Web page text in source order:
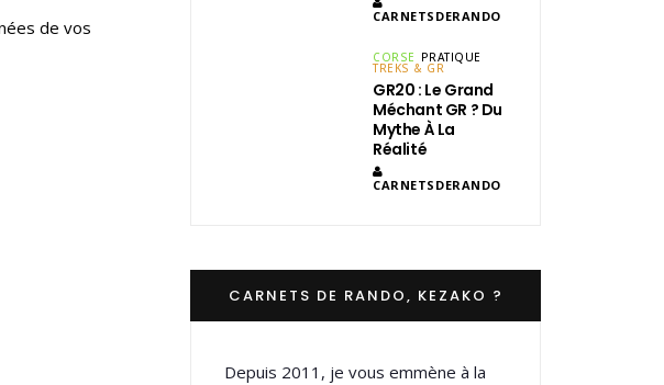
de vos
CARNETSDERANDO
CORSE PRATIQUE
TREKS & GR
GR20 : Le Grand
Méchant GR ? Du
Mythe À La
Réalité
CARNETSDERANDO
CARNETS DE RANDO, KEZAKO ?
Depuis 2011, je vous emmène à la